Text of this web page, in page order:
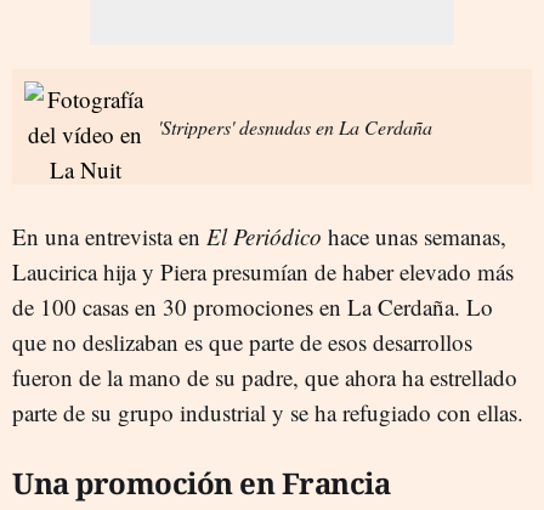
'Strippers' desnudas en La Cerdaña
En una entrevista en El Periódico hace unas semanas,
Laucirica hija y Piera presumían de haber elevado más
de 100 casas en 30 promociones en La Cerdaña. Lo
que no deslizaban es que parte de esos desarrollos
fueron de la mano de su padre, que ahora ha estrellado
parte de su grupo industrial y se ha refugiado con ellas.
Una promoción en Francia